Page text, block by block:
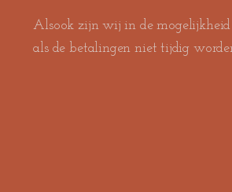
Alsook zijn wij in de
als de betalingen niet tijdig